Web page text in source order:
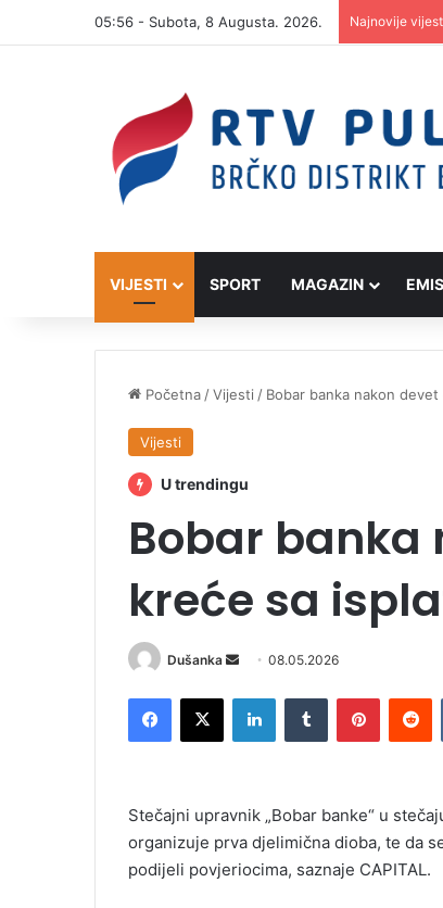
05:56 - Subota, 8 Augusta. 2026. Najnovije
VIJESTI SPORT MAGAZIN
Početna /Vijesti / Bobar banka nakon
Vijesti
U trendingu
Bobar banka
kreće sa
Dušanka
d
e
m
a
08.05.2026
Stečajni upravnik „Bobar banke“ u
organizuje prva djelimična dioba, te da
podijeli povjeriocima, saznaje CAPITAL.